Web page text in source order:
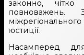
законно,
юстиції.
Насамперед